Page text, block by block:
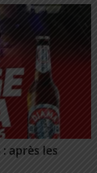
après les